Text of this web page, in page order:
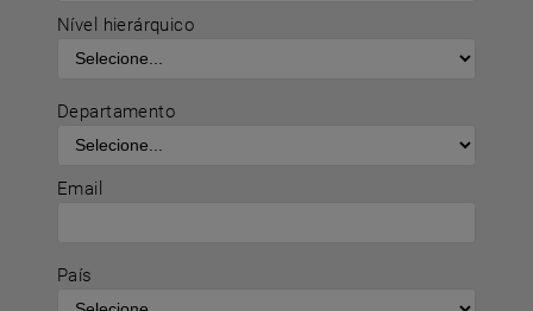
Nível hierárquico
Departamento
Email
País